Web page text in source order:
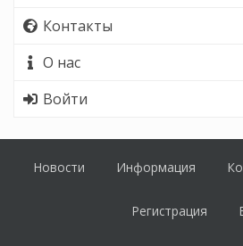
Контакты
О нас
Войти
Новости Информация
Регистрация